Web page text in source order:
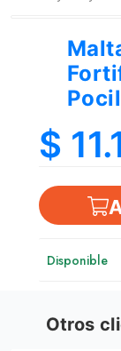
$
Disponible
Otros